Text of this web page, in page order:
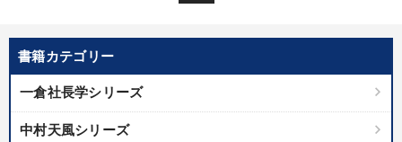
書籍カテゴリー
一倉社長学シリーズ
中村天風シリーズ